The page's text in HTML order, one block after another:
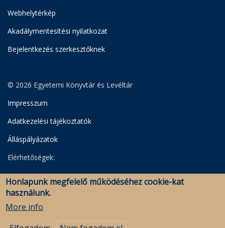
Webhelytérkép
Akadálymentesítési nyilatkozat
Bejelentkezés szerkesztőknek
© 2026 Egyetemi Könyvtár és Levéltár
Impresszum
Adatkezelési tájékoztatók
Álláspályázatok
Elérhetőségek:
Egyetemi Könyvtár
Levéltár
Honlapunk megfelelő működéséhez cookie-kat
használunk.
More info